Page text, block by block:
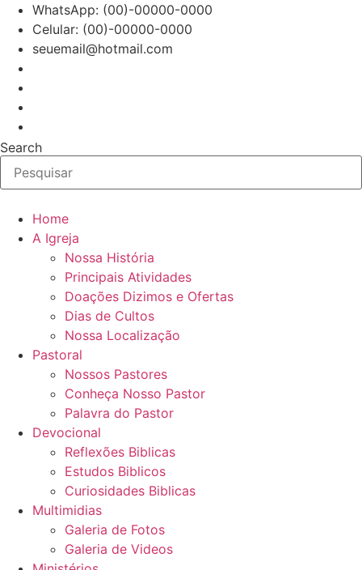
para
conteúdo
WhatsApp: (00)-00000-0000
Celular: (00)-00000-0000
seuemail@hotmail.com
Search
Home
A Igreja
Nossa História
Principais Atividades
Doações Dizimos e Ofertas
Dias de Cultos
Nossa Localização
Pastoral
Nossos Pastores
Conheça Nosso Pastor
Palavra do Pastor
Devocional
Reflexões Biblicas
Estudos Biblicos
Curiosidades Biblicas
Multimidias
Galeria de Fotos
Galeria de Videos